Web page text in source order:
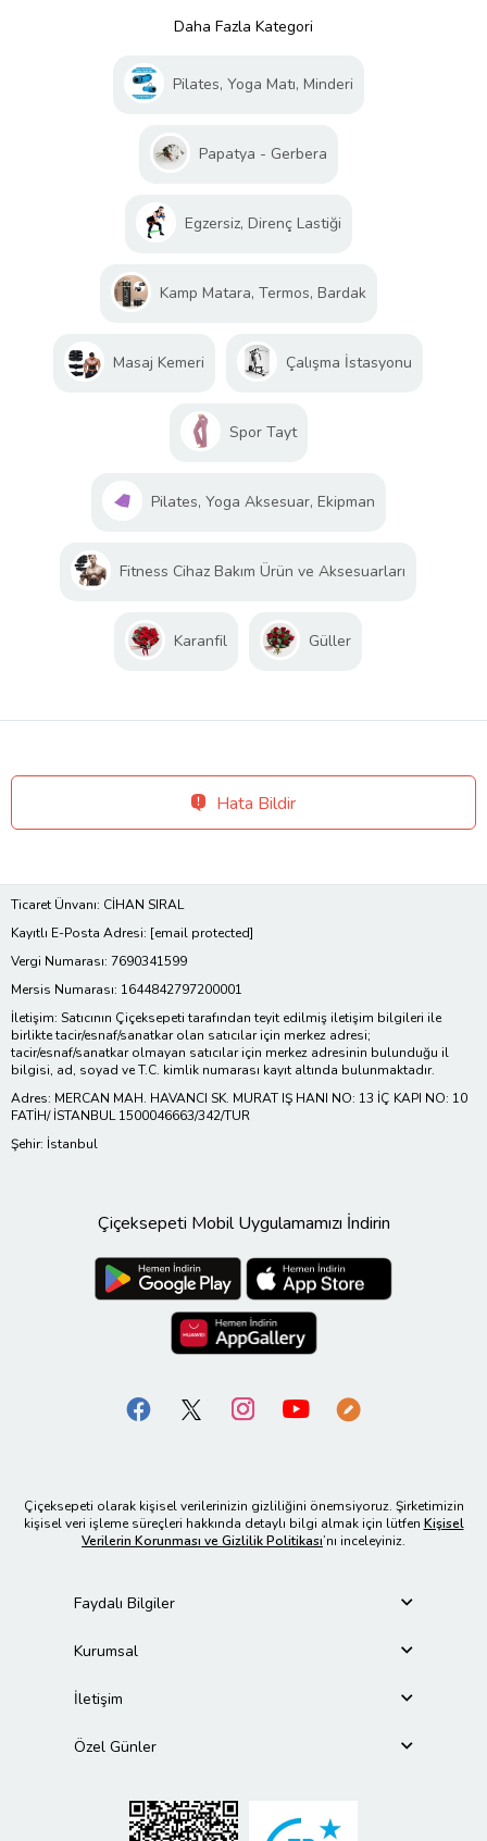
Daha Fazla Kategori
Pilates, Yoga Matı, Minderi
Papatya - Gerbera
Egzersiz, Direnç Lastiği
Kamp Matara, Termos, Bardak
Masaj Kemeri Çalışma İstasyonu
Spor Tayt
Pilates, Yoga Aksesuar, Ekipman
Fitness Cihaz Bakım Ürün ve Aksesuarları
Karanfil Güller
Hata Bildir
Ticaret Ünvanı: CİHAN SIRAL
Kayıtlı E-Posta Adresi: [email protected]
Vergi Numarası: 7690341599
Mersis Numarası: 1644842797200001
İletişim: Satıcının Çiçeksepeti tarafından teyit edilmiş iletişim bilgileri ile
birlikte tacir/esnaf/sanatkar olan satıcılar için merkez adresi;
tacir/esnaf/sanatkar olmayan satıcılar için merkez adresinin bulunduğu il
bilgisi, ad, soyad ve T.C. kimlik numarası kayıt altında bulunmaktadır.
Adres: MERCAN MAH. HAVANCI SK. MURAT IŞ HANI NO: 13 İÇ KAPI NO: 10
FATİH/ İSTANBUL 1500046663/342/TUR
Şehir: İstanbul
Çiçeksepeti Mobil Uygulamamızı İndirin
Çiçeksepeti olarak kişisel verilerinizin gizliliğini önemsiyoruz. Şirketimizin
kişisel veri işleme süreçleri hakkında detaylı bilgi almak için lütfen Kişisel
Verilerin Korunması ve Gizlilik Politikası’nı inceleyiniz.
Faydalı Bilgiler
Kurumsal
İletişim
Özel Günler